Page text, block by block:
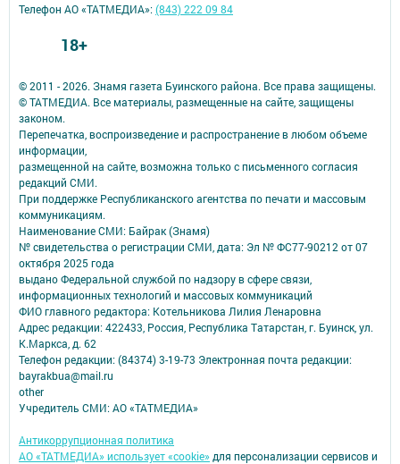
© 2011 - 2026. Знамя газета Буинского района. Все права защищены.
© ТАТМЕДИА. Все материалы, размещенные на сайте, защищены
законом.
Перепечатка, воспроизведение и распространение в любом объеме
информации,
размещенной на сайте, возможна только с письменного согласия
редакций СМИ.
При поддержке Республиканского агентства по печати и массовым
коммуникациям.
Наименование СМИ: Байрак (Знамя)
№ свидетельства о регистрации СМИ, дата: Эл № ФС77-90212 от 07
октября 2025 года
выдано Федеральной службой по надзору в сфере связи,
информационных технологий и массовых коммуникаций
ФИО главного редактора: Котельникова Лилия Ленаровна
Адрес редакции: 422433, Россия, Республика Татарстан, г. Буинск, ул.
К.Маркса, д. 62
Телефон редакции: (84374) 3-19-73 Электронная почта редакции:
bayrakbua@mail.ru
other
Учредитель СМИ: АО «ТАТМЕДИА»
Антикоррупционная политика
АО «ТАТМЕДИА» использует «cookie»для персонализации сервисов и
Телефон АО «ТАТМЕДИА»:(843) 222 09 84
18+